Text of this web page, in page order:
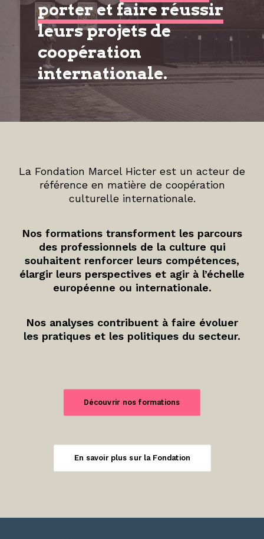
porter et faire réussir
leurs projets de
coopération
internationale.
La Fondation Marcel Hicter est un acteur de
référence en matière de coopération
culturelle internationale.
Nos formations transforment les parcours
des professionnels de la culture qui
souhaitent renforcer leurs compétences,
élargir leurs perspectives et agir à l’échelle
européenne ou internationale.
Nos analyses contribuent à faire évoluer
les pratiques et les politiques du secteur.
Découvrir nos formations
En savoir plus sur la Fondation